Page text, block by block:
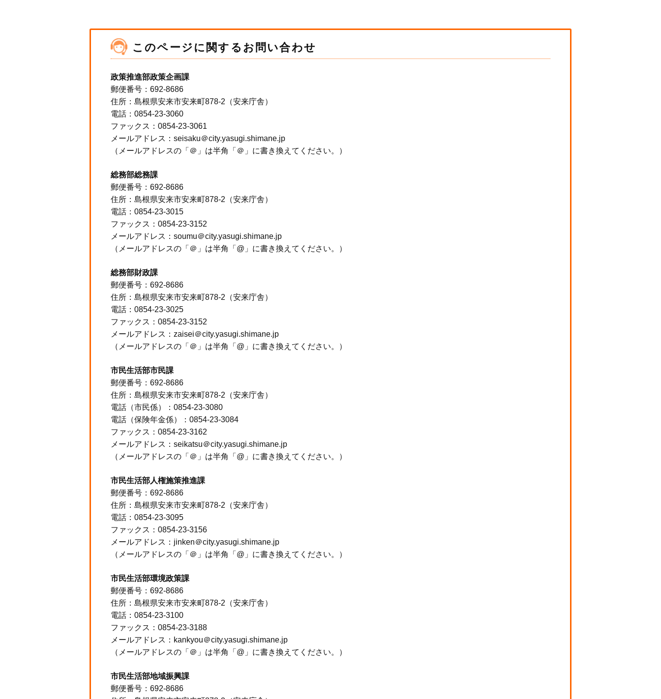
このページに関するお問い合わせ
政策推進部政策企画課
郵便番号：692-8686
住所：島根県安来市安来町878-2（安来庁舎）
電話：0854-23-3060
ファックス：0854-23-3061
メールアドレス：seisaku＠city.yasugi.shimane.jp
（メールアドレスの「＠」は半角「＠」に書き換えてください。）
総務部総務課
郵便番号：692-8686
住所：島根県安来市安来町878-2（安来庁舎）
電話：0854-23-3015
ファックス：0854-23-3152
メールアドレス：soumu＠city.yasugi.shimane.jp
（メールアドレスの「＠」は半角「@」に書き換えてください。）
総務部財政課
郵便番号：692-8686
住所：島根県安来市安来町878-2（安来庁舎）
電話：0854-23-3025
ファックス：0854-23-3152
メールアドレス：zaisei＠city.yasugi.shimane.jp
（メールアドレスの「＠」は半角「@」に書き換えてください。）
市民生活部市民課
郵便番号：692-8686
住所：島根県安来市安来町878-2（安来庁舎）
電話（市民係）：0854-23-3080
電話（保険年金係）：0854-23-3084
ファックス：0854-23-3162
メールアドレス：seikatsu＠city.yasugi.shimane.jp
（メールアドレスの「＠」は半角「@」に書き換えてください。）
市民生活部人権施策推進課
郵便番号：692-8686
住所：島根県安来市安来町878-2（安来庁舎）
電話：0854-23-3095
ファックス：0854-23-3156
メールアドレス：jinken＠city.yasugi.shimane.jp
（メールアドレスの「＠」は半角「@」に書き換えてください。）
市民生活部環境政策課
郵便番号：692-8686
住所：島根県安来市安来町878-2（安来庁舎）
電話：0854-23-3100
ファックス：0854-23-3188
メールアドレス：kankyou＠city.yasugi.shimane.jp
（メールアドレスの「＠」は半角「@」に書き換えてください。）
市民生活部地域振興課
郵便番号：692-8686